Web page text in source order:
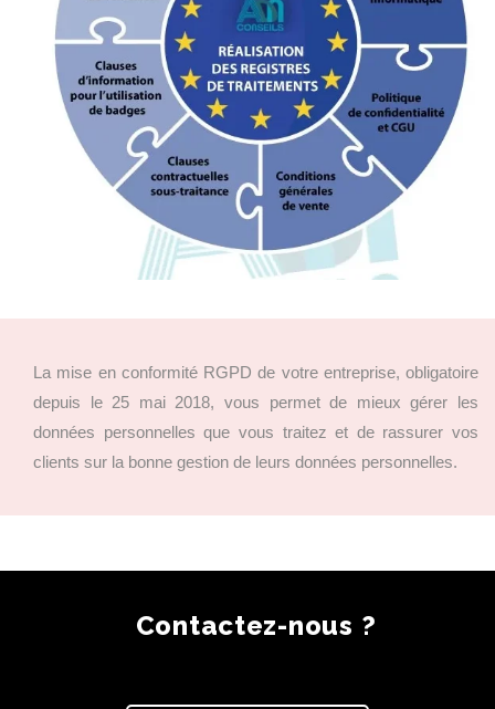
La mise en conformité RGPD de votre entreprise, obligatoire
depuis le 25 mai 2018, vous permet de mieux gérer les
données personnelles que vous traitez et de rassurer vos
clients sur la bonne gestion de leurs données personnelles.
Contactez-nous ?